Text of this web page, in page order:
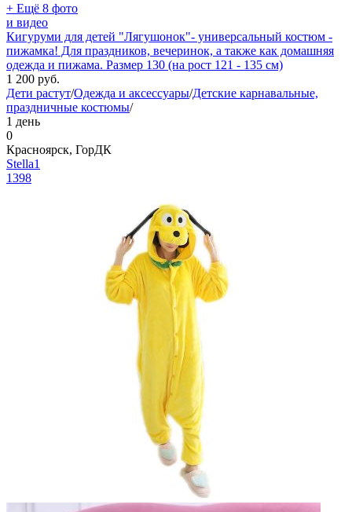
+ Ещё 8 фото
и видео
Кигуруми для детей "Лягушонок"- универсальный костюм -
пижамка! Для праздников, вечеринок, а также как домашняя
одежда и пижама. Размер 130 (на рост 121 - 135 см)
1 200 руб.
Дети растут/Одежда и аксессуары/Детские карнавальные,
праздничные костюмы/
1 день
0
Красноярск, ГорДК
Stella1
1398